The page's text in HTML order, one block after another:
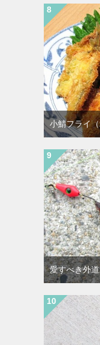
小鯖フライ
愛すべき外